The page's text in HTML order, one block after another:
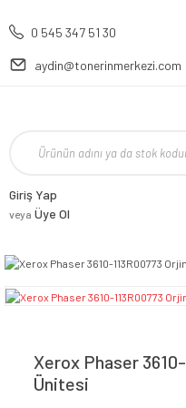
0 545 347 51 30
aydin@tonerinmerkezi.com
Giriş Yap
veya Üye Ol
Xerox Phaser
Ünitesi